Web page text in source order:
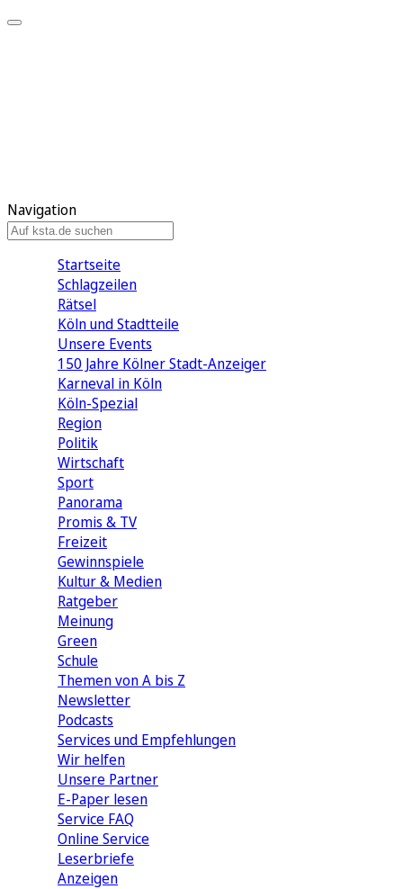
Navigation
Startseite
Schlagzeilen
Rätsel
Köln und Stadtteile
Unsere Events
150 Jahre Kölner Stadt-Anzeiger
Karneval in Köln
Köln-Spezial
Region
Politik
Wirtschaft
Sport
Panorama
Promis & TV
Freizeit
Gewinnspiele
Kultur & Medien
Ratgeber
Meinung
Green
Schule
Themen von A bis Z
Newsletter
Podcasts
Services und Empfehlungen
Wir helfen
Unsere Partner
E-Paper lesen
Service FAQ
Online Service
Leserbriefe
Anzeigen